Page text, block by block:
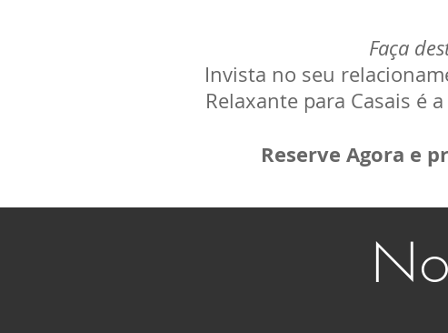
Faça
Invista no seu
Relaxante para Casais é
Reserve Agora e